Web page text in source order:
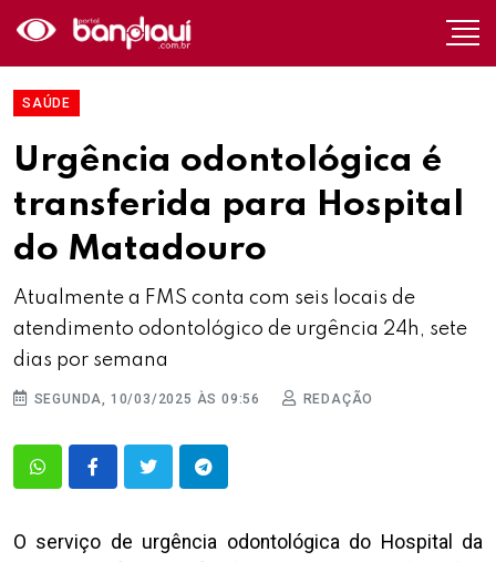
SAÚDE
Urgência odontológica é
transferida para Hospital
do Matadouro
Atualmente a FMS conta com seis locais de
atendimento odontológico de urgência 24h, sete
dias por semana
SEGUNDA, 10/03/2025 ÀS 09:56 REDAÇÃO
O serviço de urgência odontológica do Hospital da